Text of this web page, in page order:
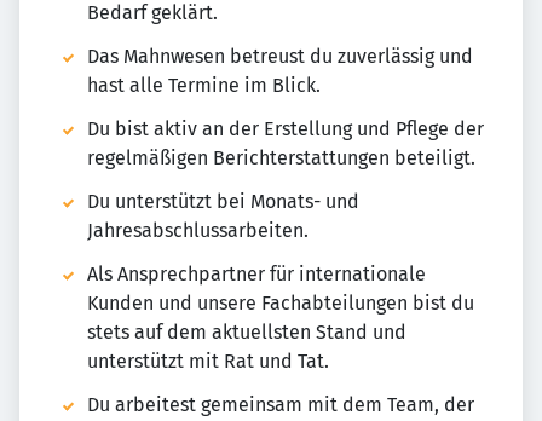
Bedarf geklärt.
Das Mahnwesen betreust du zuverlässig und
hast alle Termine im Blick.
Du bist aktiv an der Erstellung und Pflege der
regelmäßigen Berichterstattungen beteiligt.
Du unterstützt bei Monats- und
Jahresabschlussarbeiten.
Als Ansprechpartner für internationale
Kunden und unsere Fachabteilungen bist du
stets auf dem aktuellsten Stand und
unterstützt mit Rat und Tat.
Du arbeitest gemeinsam mit dem Team, der